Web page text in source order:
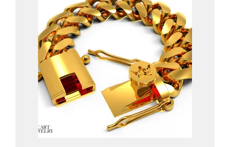
40.897,00
hasta
52.397,00